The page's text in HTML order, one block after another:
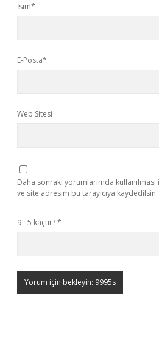
İsim*
E-Posta*
Web Sitesi
Daha sonraki yorumlarımda
ve site adresim bu tarayıcıya kaydedilsin.
9 - 5 kaçtır?*